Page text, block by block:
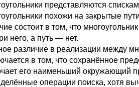
представляются
похожи на закрытые
состоит в том, что
него, а путь — нет.
различие в реализации между
в том, что сохранённое
его наименьший окружающий
операции поиска, хотя